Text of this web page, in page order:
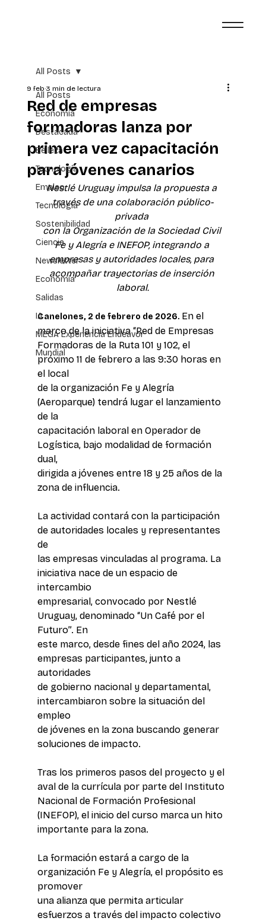
All Posts
Economía
Destacada
Belleza
Tecnología
Empleo
Tecnología
Sostenibilidad
Ciencia
Newsletter
Economía
Salidas
IA
MEGA Experiencia Endeavor
Mundial
All Posts
Red de empresas
formadoras lanza por
primera vez capacitación
para jóvenes canarios
9 feb3 min de lectura
Nestlé Uruguay impulsa la propuesta a
través de una colaboración público-
privada
con la Organización de la Sociedad Civil
Fe y Alegría e INEFOP, integrando a
empresas y autoridades locales, para
acompañar trayectorias de inserción
laboral.
Canelones, 2 de febrero de 2026. En el
marco de la iniciativa “Red de Empresas
Formadoras de la Ruta 101 y 102, el
próximo 11 de febrero a las 9:30 horas en
el local
de la organización Fe y Alegría
(Aeroparque) tendrá lugar el lanzamiento
de la
capacitación laboral en Operador de
Logística, bajo modalidad de formación
dual,
dirigida a jóvenes entre 18 y 25 años de la
zona de influencia.
La actividad contará con la participación
de autoridades locales y representantes
de
las empresas vinculadas al programa. La
iniciativa nace de un espacio de
intercambio
empresarial, convocado por Nestlé
Uruguay, denominado “Un Café por el
Futuro”. En
este marco, desde fines del año 2024, las
empresas participantes, junto a
autoridades
de gobierno nacional y departamental,
intercambiaron sobre la situación del
empleo
de jóvenes en la zona buscando generar
soluciones de impacto.
Tras los primeros pasos del proyecto y el
aval de la currícula por parte del Instituto
Nacional de Formación Profesional
(INEFOP), el inicio del curso marca un hito
importante para la zona.
La formación estará a cargo de la
organización Fe y Alegría, el propósito es
promover
una alianza que permita articular
esfuerzos a través del impacto colectivo